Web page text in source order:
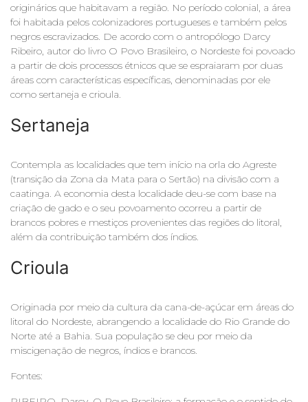
originários que habitavam a região. No período colonial, a área
foi habitada pelos colonizadores portugueses e também pelos
negros escravizados. De acordo com o antropólogo Darcy
Ribeiro, autor do livro O Povo Brasileiro, o Nordeste foi povoado
a partir de dois processos étnicos que se espraiaram por duas
áreas com características específicas, denominadas por ele
como sertaneja e crioula.
Sertaneja
Contempla as localidades que tem início na orla do Agreste
(transição da Zona da Mata para o Sertão) na divisão com a
caatinga. A economia desta localidade deu-se com base na
criação de gado e o seu povoamento ocorreu a partir de
brancos pobres e mestiços provenientes das regiões do litoral,
além da contribuição também dos índios.
Crioula
Originada por meio da cultura da cana-de-açúcar em áreas do
litoral do Nordeste, abrangendo a localidade do Rio Grande do
Norte até a Bahia. Sua população se deu por meio da
miscigenação de negros, índios e brancos.
Fontes: